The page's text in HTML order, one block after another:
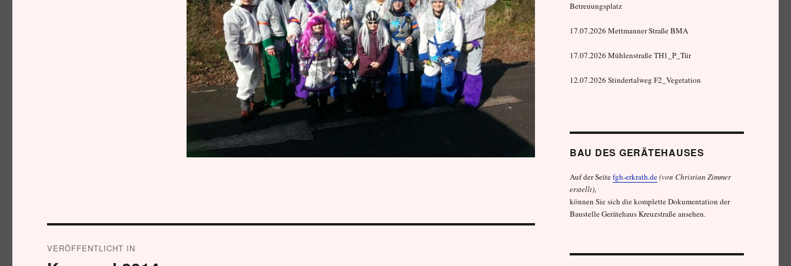
VERÖFFENTLICHT IN
Betreuungsplatz
17.07.2026 Mettmanner Straße BMA
17.07.2026 Mühlenstraße TH1_P_Tür
12.07.2026 Stindertalweg F2_Vegetation
BAU DES GERÄTEHAUSES
Auf der Seitefgh-erkrath.de(von Christian Zimmer
erstellt),
können Sie sich die komplette Dokumentation der
Baustelle Gerätehaus Kreuzstraße ansehen.